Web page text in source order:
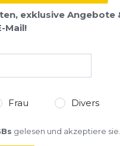
exklusive Angebote
Mail!
Frau Divers
gelesen und akzeptiere sie.